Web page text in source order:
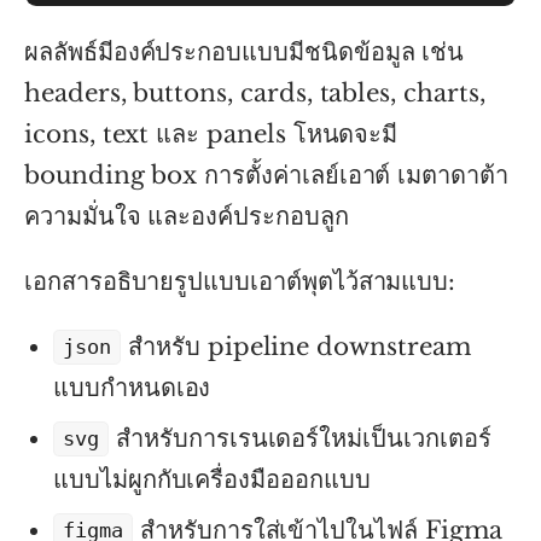
ผลลัพธ์มีองค์ประกอบแบบมีชนิดข้อมูล เช่น
headers, buttons, cards, tables, charts,
icons, text และ panels โหนดจะมี
bounding box การตั้งค่าเลย์เอาต์ เมตาดาต้า
ความมั่นใจ และองค์ประกอบลูก
เอกสารอธิบายรูปแบบเอาต์พุตไว้สามแบบ:
json
สำหรับ pipeline downstream
แบบกำหนดเอง
svg
สำหรับการเรนเดอร์ใหม่เป็นเวกเตอร์
แบบไม่ผูกกับเครื่องมือออกแบบ
figma สำหรับการใส่เข้าไปในไฟล์ Figma